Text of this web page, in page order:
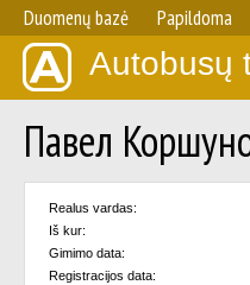
Duomenų bazė Papildoma
Autobusų
Павел
Realus vardas:
Iš kur:
Gimimo data:
Registracijos data: